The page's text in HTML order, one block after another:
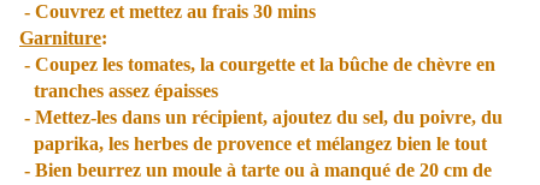
- Couvrez et mettez au frais 30 mins
Garniture:
- Coupez les tomates, la courgette et la bûche de chèvre en
tranches assez épaisses
- Mettez-les dans un récipient, ajoutez du sel, du poivre, du
paprika, les herbes de provence et mélangez bien le tout
- Bien beurrez un moule à tarte ou à manqué de 20 cm de